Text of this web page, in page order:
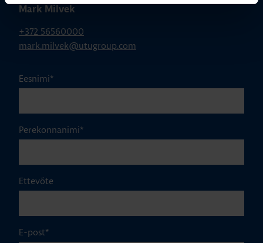
Mark Milvek
+372 56560000
mark.milvek@utugroup.com
Eesnimi*
Perekonnanimi*
Ettevõte
E-post*